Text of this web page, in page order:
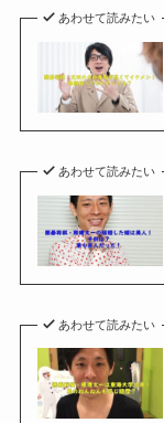
あわせて読みたい
あわせて読みたい
あわせて読みたい